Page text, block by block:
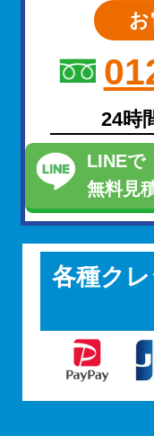
お
24時
LINEで
無料見
各種ク